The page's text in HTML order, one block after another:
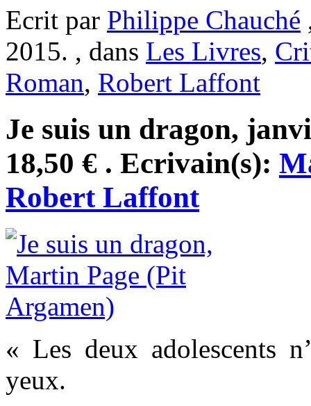
Ecrit par Philippe Chauché
2015. , dans Les Livres,
Roman, Robert Laffont
Je suis un dragon,
18,50 € . Ecrivain(s):
Robert Laffont
« Les deux adolescents
yeux.